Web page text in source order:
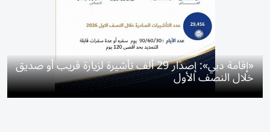
«إقامة دبي»: إصدار 29 ألف تأشيرة لزيارة قريب أو صديق
خلال النصف الأول